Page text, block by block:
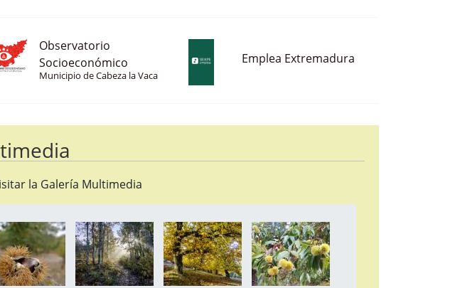
Observatorio
Socioeconómico
Municipio de Cabeza la Vaca
Emplea Extremadura
la Galería Multimedia